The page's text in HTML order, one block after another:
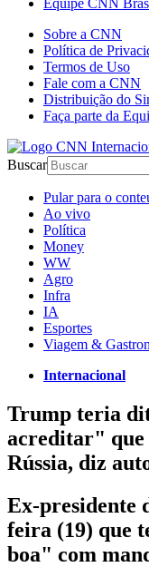
Sobre a CNN
Política de
Termos de Uso
Fale com a CNN
Distribuição do
Faça parte da
Buscar
Pular para o
Ao vivo
Política
Money
WW
Agro
Infra
IA
Esportes
Viagem &
Internacional
Trump teria
acreditar" que
Rússia, diz
Ex-presidente
feira (19) que
boa" com